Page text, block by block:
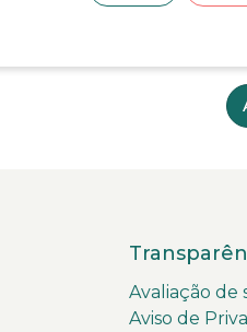
Avaliação de
Aviso de